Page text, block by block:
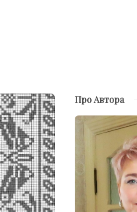
Про Автора